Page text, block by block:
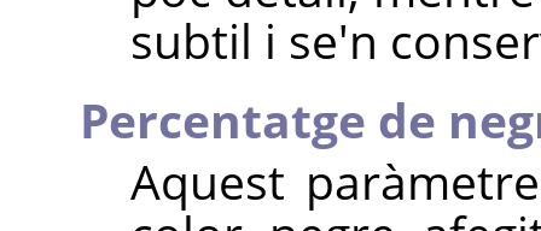
subtil i se'n
Percentatge de
Aquest